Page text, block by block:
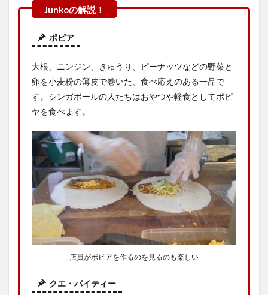
ポピア
大根、ニンジン、きゅうり、ピーナッツなどの野菜と
卵を小麦粉の薄皮で巻いた、食べ応えのある一品で
す。シンガポールの人たちはおやつや軽食としてポピ
ヤを食べます。
店員がポピアを作るのを見るのも楽しい
クエ・パイティー